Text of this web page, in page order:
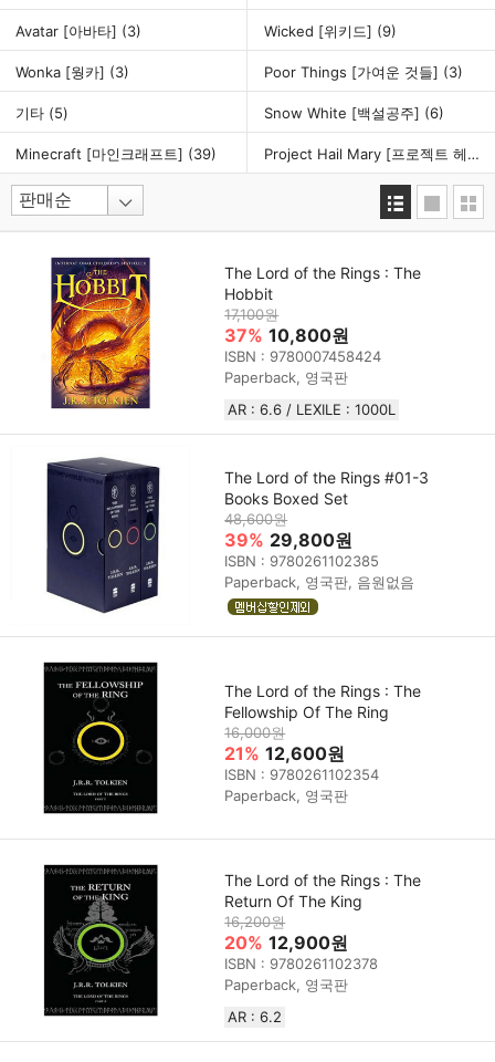
Avatar [아바타] (3) Wicked [위키드] (9)
Wonka [웡카] (3) Poor Things [가여운 것들] (3)
기타 (5) Snow White [백설공주] (6)
Minecraft [마인크래프트] (39) Project Hail Mary [프로젝트 헤일메리]
The Lord of the Rings : The
Hobbit
17,100원
37% 10,800원
ISBN : 9780007458424
Paperback, 영국판
AR : 6.6 / LEXILE : 1000L
The Lord of the Rings #01-3
Books Boxed Set
48,600원
39% 29,800원
ISBN : 9780261102385
Paperback, 영국판, 음원없음
The Lord of the Rings : The
Fellowship Of The Ring
16,000원
21% 12,600원
ISBN : 9780261102354
Paperback, 영국판
The Lord of the Rings : The
Return Of The King
16,200원
20% 12,900원
ISBN : 9780261102378
Paperback, 영국판
AR : 6.2